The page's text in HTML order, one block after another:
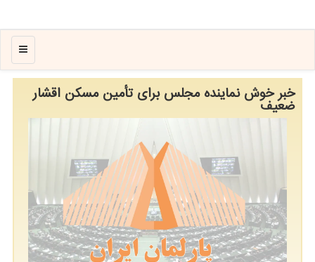
منو
خبر خوش نماینده مجلس برای تأمین مسکن اقشار
ضعیف